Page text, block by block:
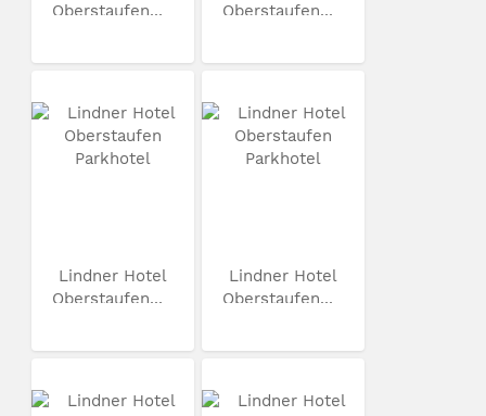
Oberstaufen...
Oberstaufen...
Lindner Hotel
Oberstaufen...
Lindner Hotel
Oberstaufen...